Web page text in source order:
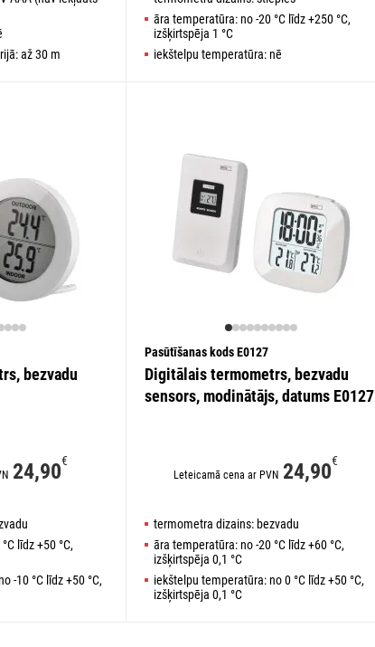
až 30 m
āra temperatūra: no -20 °C līdz +250 °C,
izšķirtspēja 1 °C
iekštelpu temperatūra: nē
bezvadu
24,90€
līdz +50 °C,
-10 °C līdz +50 °C,
Pasūtīšanas kods E0127
Digitālais termometrs, bezvadu
sensors, modinātājs, datums E0127
Leteicamā cena ar PVN 24,90€
termometra dizains: bezvadu
āra temperatūra: no -20 °C līdz +60 °C,
izšķirtspēja 0,1 °C
iekštelpu temperatūra: no 0 °C līdz +50 °C,
izšķirtspēja 0,1 °C